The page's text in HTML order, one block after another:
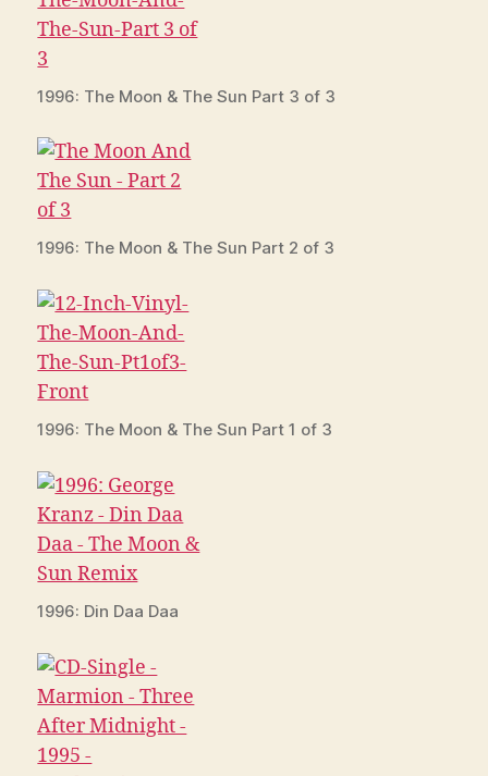
1996: The Moon & The Sun Part 3 of 3
1996: The Moon & The Sun Part 2 of 3
1996: The Moon & The Sun Part 1 of 3
1996: Din Daa Daa